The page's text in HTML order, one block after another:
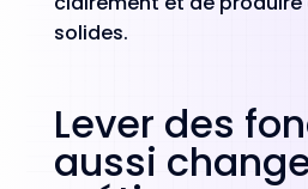
solides.
Lever des
aussi